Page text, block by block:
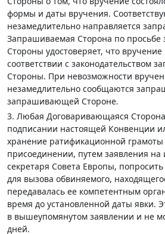
формы и даты вручения.
незамедлительно направляется
Запрашиваемая Сторона по
Стороны удостоверяет, что
соответствии с законодательством
Стороны. При невозможности
незамедлительно сообщаются
запрашивающей Стороне.
3. Любая Договаривающаяся
подписании настоящей Конвенции
хранение ратификационной грамоты
присоединении, путем заявления на
секретаря Совета Европы,
для вызова обвиняемого,
передавалась ее компетентным
время до установленной даты явки.
в вышеупомянутом заявлении и не
дней.